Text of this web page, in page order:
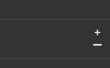
＋
ー